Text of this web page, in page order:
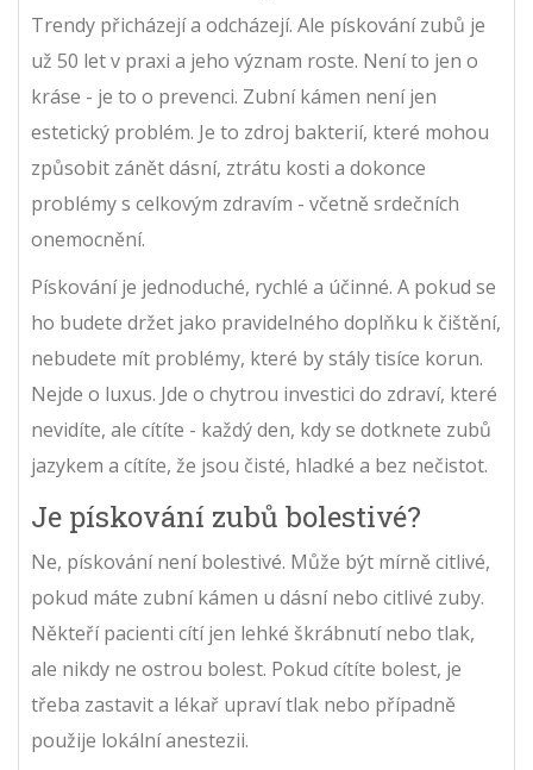
Trendy přicházejí a odcházejí. Ale pískování zubů je
už 50 let v praxi a jeho význam roste. Není to jen o
kráse - je to o prevenci. Zubní kámen není jen
estetický problém. Je to zdroj bakterií, které mohou
způsobit zánět dásní, ztrátu kosti a dokonce
problémy s celkovým zdravím - včetně srdečních
onemocnění.
Pískování je jednoduché, rychlé a účinné. A pokud se
ho budete držet jako pravidelného doplňku k čištění,
nebudete mít problémy, které by stály tisíce korun.
Nejde o luxus. Jde o chytrou investici do zdraví, které
nevidíte, ale cítíte - každý den, kdy se dotknete zubů
jazykem a cítíte, že jsou čisté, hladké a bez nečistot.
Je pískování zubů bolestivé?
Ne, pískování není bolestivé. Může být mírně citlivé,
pokud máte zubní kámen u dásní nebo citlivé zuby.
Někteří pacienti cítí jen lehké škrábnutí nebo tlak,
ale nikdy ne ostrou bolest. Pokud cítíte bolest, je
třeba zastavit a lékař upraví tlak nebo případně
použije lokální anestezii.